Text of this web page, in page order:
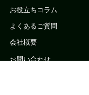
お役立ちコラム
よくあるご質問
会社概要
お問い合わせ